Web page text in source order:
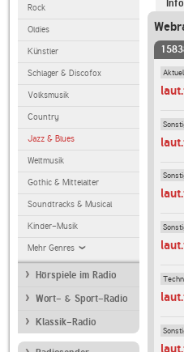
Rock
Oldies
Künstler
Schlager & Discofox
Volksmusik
Country
Jazz & Blues
Weltmusik
Gothic & Mittelalter
Soundtracks & Musical
Kinder-Musik
Mehr Genres
Hörspiele im Radio
Wort- & Sport-Radio
Klassik-Radio
Info